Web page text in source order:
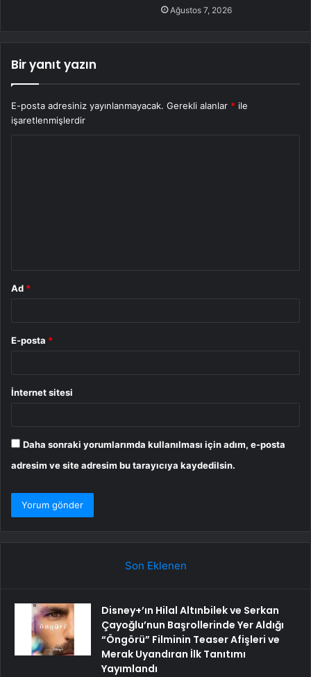
Ağustos 7, 2026
Bir yanıt yazın
E-posta adresiniz yayınlanmayacak. Gerekli alanlar * ile
işaretlenmişlerdir
Ad *
E-posta *
İnternet sitesi
Daha sonraki yorumlarımda kullanılması için adım, e-posta
adresim ve site adresim bu tarayıcıya kaydedilsin.
Son Eklenen
Disney+’ın Hilal Altınbilek ve Serkan
Çayoğlu’nun Başrollerinde Yer Aldığı
“Öngörü” Filminin Teaser Afişleri ve
Merak Uyandıran İlk Tanıtımı
Yayımlandı